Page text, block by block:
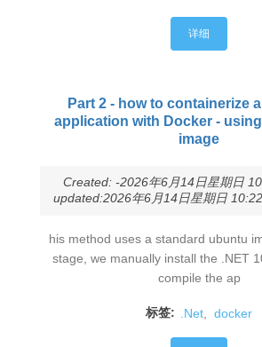
详细
Part 2 - how to containerize
application with Docker -
image
Created: -2026年6月14日星期日
updated:2026年6月14日星期日
his method uses a standard ubuntu
stage, we manually install the .NET
compile the ap
标签: .Net docker